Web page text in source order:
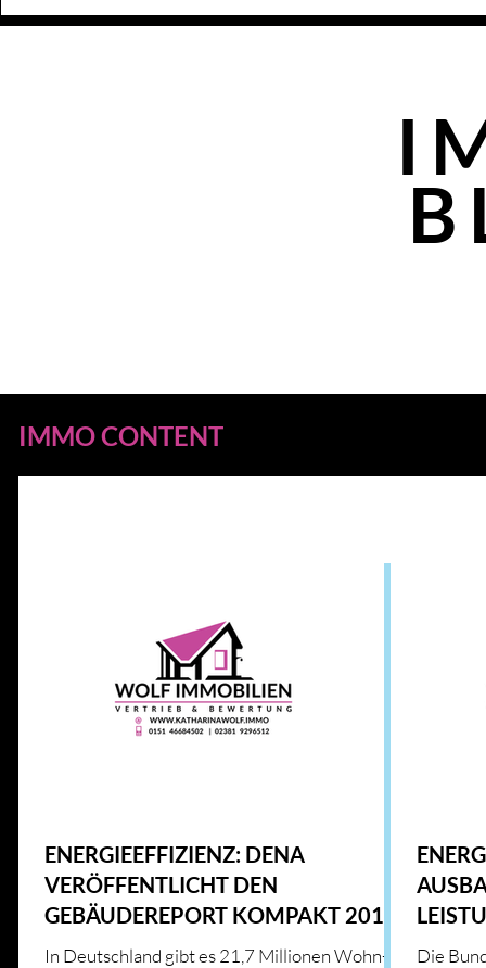
IMMO CONTENT
HAUS & HEIM KFW HAUS & HEIM
ENERGIEEFFIZIENZ: DENA
VERÖFFENTLICHT DEN
GEBÄUDEREPORT KOMPAKT 2019
In Deutschland gibt es 21,7 Millionen Wohn-
Die